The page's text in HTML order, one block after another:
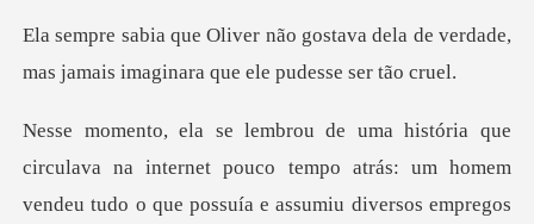
Sair
Baixar App
ava dela de verdade,
mas jamais imag
uco tempo atrás: um homem
vendeu tudo o que possuía e assumiu diversos emp